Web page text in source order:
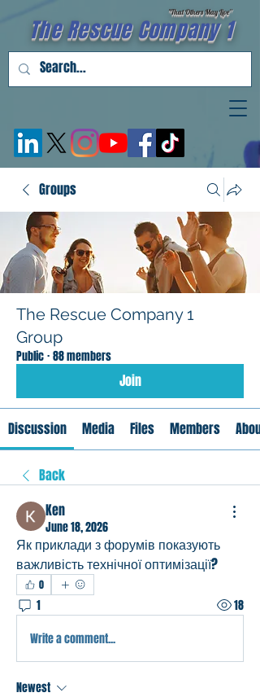
"That Others May Live''
The Rescue Company 1
Groups
The Rescue Company 1
Group
Public·88 members
Join
Discussion Media Files Members About
Back
Ken
June 18, 2026
Як приклади з форумів показують
важливість технічної оптимізації?
0
1
18
Write a comment...
Newest